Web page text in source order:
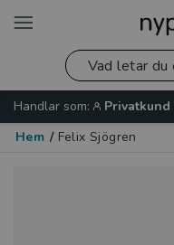
Handlar som:
Privatkund
Hem / Felix Sjögren